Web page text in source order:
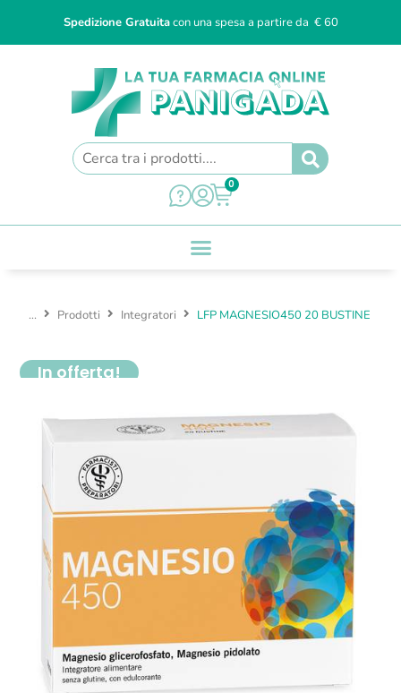
Spedizione Gratuitacon una spesa a partire da € 60
0
... Prodotti Integratori LFP MAGNESIO450 20 BUSTINE
In offerta!